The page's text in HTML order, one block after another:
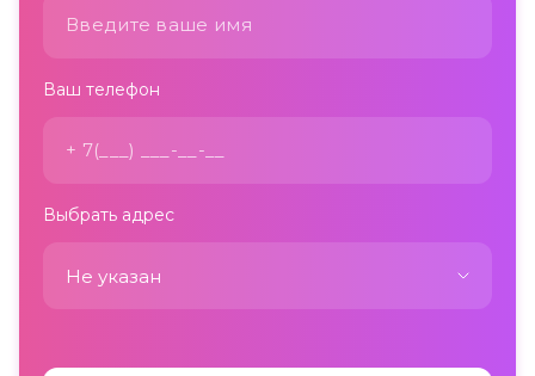
Ваш телефон
Выбрать адрес
Не указан